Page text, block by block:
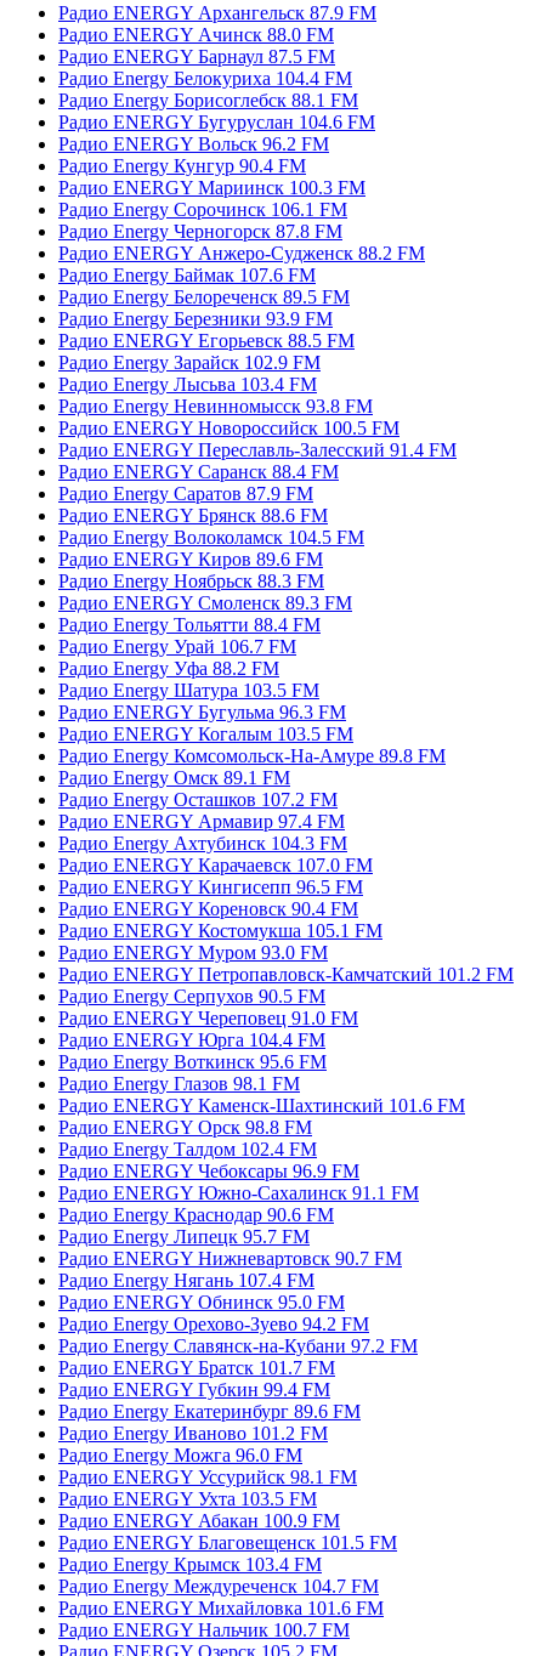
Радио ENERGY Архангельск 87.9 FM
Радио ENERGY Ачинск 88.0 FM
Радио ENERGY Барнаул 87.5 FM
Радио Energy Белокуриха 104.4 FM
Радио Energy Борисоглебск 88.1 FM
Радио ENERGY Бугуруслан 104.6 FM
Радио ENERGY Вольск 96.2 FM
Радио Energy Кунгур 90.4 FM
Радио ENERGY Мариинск 100.3 FM
Радио Energy Сорочинск 106.1 FM
Радио Energy Черногорск 87.8 FM
Радио ENERGY Анжеро-Судженск 88.2 FM
Радио Energy Баймак 107.6 FM
Радио Energy Белореченск 89.5 FM
Радио Energy Березники 93.9 FM
Радио ENERGY Егорьевск 88.5 FM
Радио Energy Зарайск 102.9 FM
Радио Energy Лысьва 103.4 FM
Радио Energy Невинномысск 93.8 FM
Радио ENERGY Новороссийск 100.5 FM
Радио ENERGY Переславль-Залесский 91.4 FM
Радио ENERGY Саранск 88.4 FM
Радио Energy Саратов 87.9 FM
Радио ENERGY Брянск 88.6 FM
Радио Energy Волоколамск 104.5 FM
Радио ENERGY Киров 89.6 FM
Радио Energy Ноябрьск 88.3 FM
Радио ENERGY Смоленск 89.3 FM
Радио Energy Тольятти 88.4 FM
Радио Energy Урай 106.7 FM
Радио Energy Уфа 88.2 FM
Радио Energy Шатура 103.5 FM
Радио ENERGY Бугульма 96.3 FM
Радио ENERGY Когалым 103.5 FM
Радио Energy Комсомольск-На-Амуре 89.8 FM
Радио Energy Омск 89.1 FM
Радио Energy Осташков 107.2 FM
Радио ENERGY Армавир 97.4 FM
Радио Energy Ахтубинск 104.3 FM
Радио ENERGY Карачаевск 107.0 FM
Радио ENERGY Кингисепп 96.5 FM
Радио ENERGY Кореновск 90.4 FM
Радио ENERGY Костомукша 105.1 FM
Радио ENERGY Муром 93.0 FM
Радио ENERGY Петропавловск-Камчатский 101.2 FM
Радио Energy Серпухов 90.5 FM
Радио ENERGY Череповец 91.0 FM
Радио ENERGY Юрга 104.4 FM
Радио Energy Воткинск 95.6 FM
Радио Energy Глазов 98.1 FM
Радио ENERGY Каменск-Шахтинский 101.6 FM
Радио ENERGY Орск 98.8 FM
Радио Energy Талдом 102.4 FM
Радио ENERGY Чебоксары 96.9 FM
Радио ENERGY Южно-Сахалинск 91.1 FM
Радио Energy Краснодар 90.6 FM
Радио Energy Липецк 95.7 FM
Радио ENERGY Нижневартовск 90.7 FM
Радио Energy Нягань 107.4 FM
Радио ENERGY Обнинск 95.0 FM
Радио Energy Орехово-Зуево 94.2 FM
Радио Energy Славянск-на-Кубани 97.2 FM
Радио ENERGY Братск 101.7 FM
Радио ENERGY Губкин 99.4 FM
Радио Energy Екатеринбург 89.6 FM
Радио Energy Иваново 101.2 FM
Радио Energy Можга 96.0 FM
Радио ENERGY Уссурийск 98.1 FM
Радио ENERGY Ухта 103.5 FM
Радио ENERGY Абакан 100.9 FM
Радио ENERGY Благовещенск 101.5 FM
Радио Energy Крымск 103.4 FM
Радио Energy Междуреченск 104.7 FM
Радио ENERGY Михайловка 101.6 FM
Радио ENERGY Нальчик 100.7 FM
Радио ENERGY Озерск 105.2 FM